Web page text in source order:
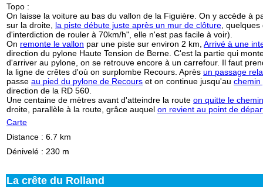
Topo :
On laisse la voiture au bas du vallon de la Figuière . On y accède à
sur la droite, la piste débute juste après un mur de clôture ,
d'interdiction de rouler à 70km/h", elle n'est pas facile à voir).
On remonte le vallon par une piste sur environ 2 km, Arrivé à une
direction du pylone Haute Tension de Berne. C'est la partie qui
d'arriver au pylone, on se retrouve encore à un carrefour. Il faut
la ligne de crêtes d'où on surplombe Recours. Après un passage
passe au pied du pylone de Recours et on continue jusqu'au chemin
direction de la RD 560.
Une centaine de mètres avant d'atteindre la route on quitte le
droite, parallèle à la route, grâce auquel on revient au point de
Carte
Distance : 6.7 km
Dénivelé : 230 m
La crête du Rolland